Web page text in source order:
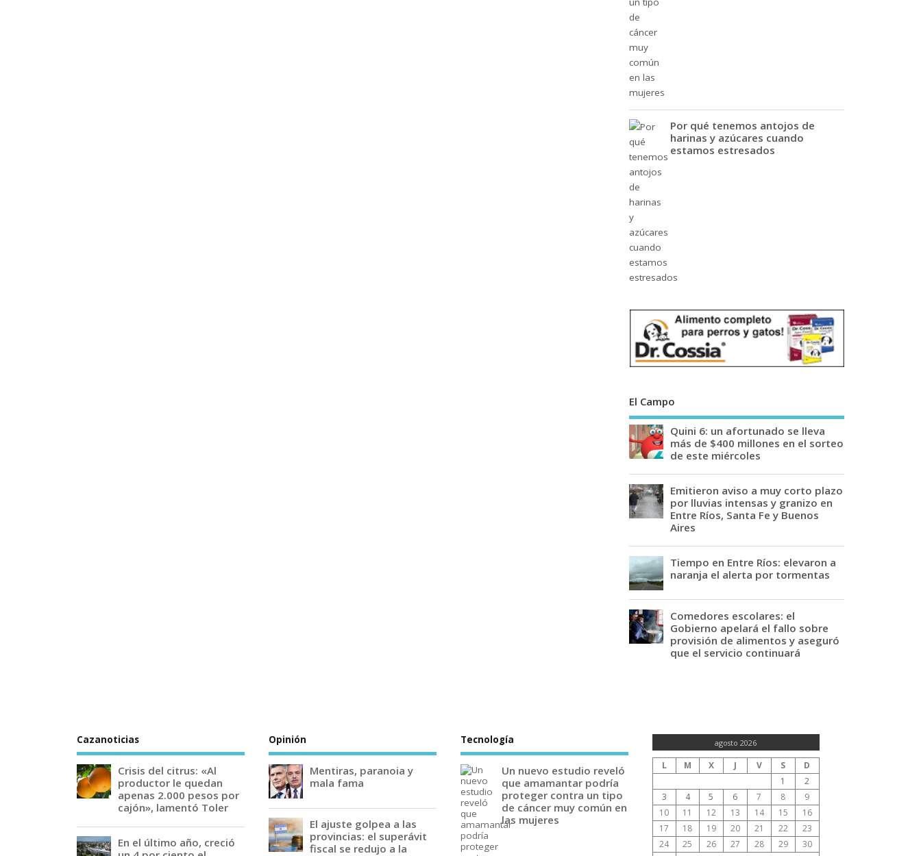
Por qué tenemos antojos de
harinas y azúcares cuando
estamos estresados
El Campo
Quini 6: un afortunado se lleva
más de $400 millones en el sorteo
de este miércoles
Emitieron aviso a muy corto plazo
por lluvias intensas y granizo en
Entre Ríos, Santa Fe y Buenos
Aires
Tiempo en Entre Ríos: elevaron a
naranja el alerta por tormentas
Comedores escolares: el
Gobierno apelará el fallo sobre
provisión de alimentos y aseguró
que el servicio continuará
Cazanoticias
Crisis del citrus: «Al
productor le quedan
apenas 2.000 pesos por
cajón», lamentó Toler
En el último año, creció
Opinión
Mentiras, paranoia y
mala fama
El ajuste golpea a las
provincias: el superávit
fiscal se redujo a la
Tecnología
Un nuevo estudio reveló
que amamantar podría
proteger contra un tipo
de cáncer muy común en
las mujeres
agosto 2026
L M X J V S
D
1
2
3
4 5 6 7 8
9
10
11 12 13 14 15
16
17
18 19 20 21 22
23
24
25 26 27 28 29
30